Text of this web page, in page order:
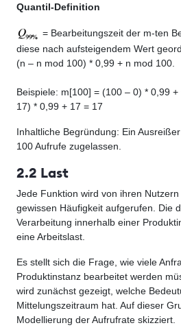
Quantil-Definition
= Bearbeitungszeit der m-ten
diese nach aufsteigendem Wert
(n – n mod 100) * 0,99 + n mod 100.
Beispiele: m[100] = (100 – 0) * 0,99
17) * 0,99 + 17 = 17
Inhaltliche Begründung: Ein
100 Aufrufe zugelassen.
2.2 Last
Jede Funktion wird von ihren
gewissen Häufigkeit aufgerufen. Die
Verarbeitung innerhalb einer
eine Arbeitslast.
Es stellt sich die Frage, wie viele
Produktinstanz bearbeitet werden
wird zunächst gezeigt, welche
Mittelungszeitraum hat. Auf dieser
Modellierung der Aufrufrate skizziert.